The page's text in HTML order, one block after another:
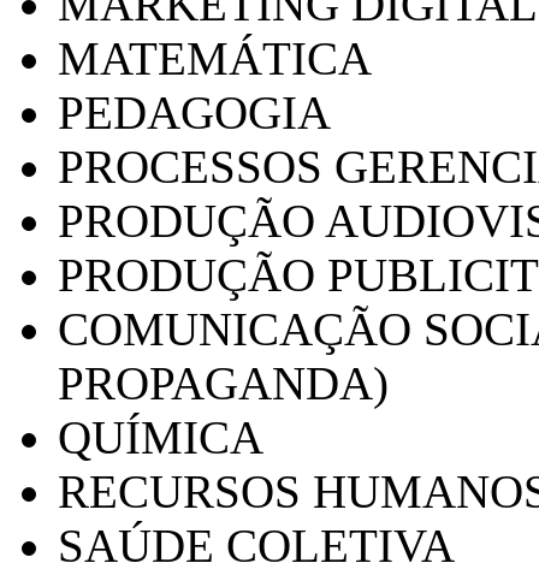
MATEMÁTICA
PEDAGOGIA
PROCESSOS
PRODUÇÃO
PRODUÇÃO
COMUNICAÇÃO
PROPAGANDA)
QUÍMICA
RECURSOS
SAÚDE COLETIVA